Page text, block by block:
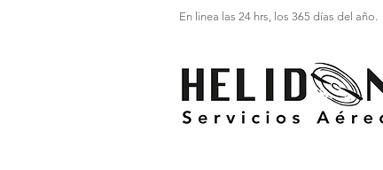
En linea las 24 hrs, los 365 días del año.